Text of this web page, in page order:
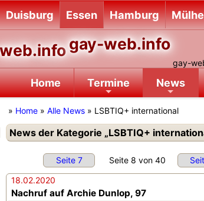
Duisburg Essen Hamburg
gay-web.info
Home Termine News
» Home » Alle News » LSBTIQ+ international
News der Kategorie „LSBTIQ+
Seite 7 Seite 8 von 40
18.02.2020
Nachruf auf Archie Dunlop, 97